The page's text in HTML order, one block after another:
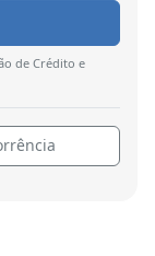
de Crédito e